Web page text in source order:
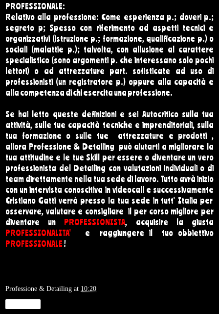
PROFESSIONALE:
Relativo alla professione: Come esperienza p.; doveri p.;
segreto p; Spesso con riferimento ad aspetti tecnici e
organizzativi (istruzione p.; formazione, qualificazione p.) o
sociali (malattie p.); talvolta, con allusione al carattere
specialistico (sono argomenti p. che interessano solo pochi
lettori) o ad attrezzature part. sofisticate ad uso di
professionisti (un registratore p.) oppure alla capacità e
alla competenza di chi esercita una professione.
Se hai letto queste definizioni e sei Autocritico sulla tua
attività, sulle tue capacità tecniche e imprenditoriali, sulla
tua formazione o sulle tue attrezzature e prodotti ,
allora Professione & Detailing può aiutarti a migliorare la
tua attitudine e le tue Skill per essere o diventare un vero
professionista del Detailing con valutazioni individuali o di
team direttamente nella tua sede di lavoro. Tutto avrà inizio
con un intervista conoscitiva in videocall e successivamente
Cristiano Gatti verrà presso la tua sede in tutt' Italia per
osservare, valutare e consigliare il per corso migliore per
diventare un PROFESSIONISTA, acquisire la giusta
PROFESSIONALITA' e raggiungere il tuo obbiettivo
PROFESSIONALE !
Professione & Detailing at 10:20